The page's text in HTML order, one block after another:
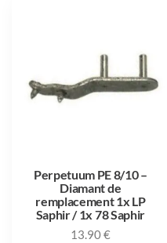
Perpetuum PE 8/10 –
Diamant de
remplacement 1x LP
Saphir / 1x 78 Saphir
13.90€